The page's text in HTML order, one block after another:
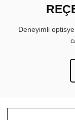
Deneyimli